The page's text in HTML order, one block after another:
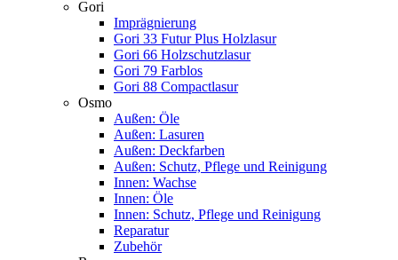
Gori
Imprägnierung
Gori 33 Futur Plus Holzlasur
Gori 66 Holzschutzlasur
Gori 79 Farblos
Gori 88 Compactlasur
Osmo
Außen: Öle
Außen: Lasuren
Außen: Deckfarben
Außen: Schutz, Pflege und Reinigung
Innen: Wachse
Innen: Öle
Innen: Schutz, Pflege und Reinigung
Reparatur
Zubehör